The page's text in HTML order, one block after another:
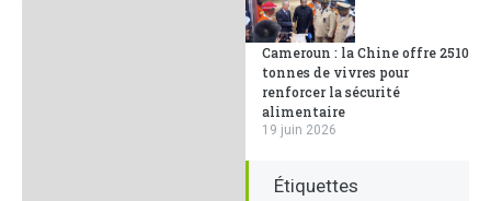
Cameroun : la Chine offre 2510
tonnes de vivres pour
renforcer la sécurité
alimentaire
19 juin 2026
Étiquettes